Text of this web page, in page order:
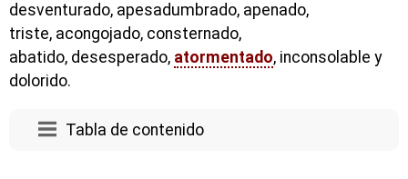
desventurado, apesadumbrado, apenado,
triste, acongojado, consternado,
abatido, desesperado, atormentado, inconsolable y
dolorido.
Tabla de contenido